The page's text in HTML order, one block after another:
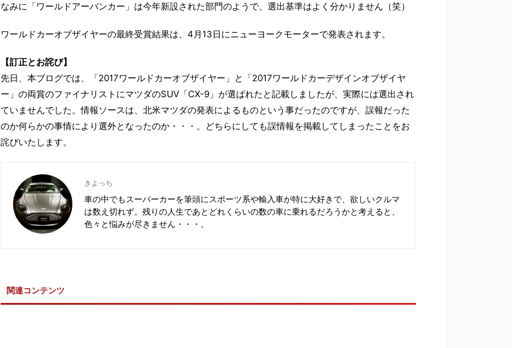
なみに「ワールドアーバンカー」は今年新設された部門のようで、選出基準はよく分かりません（笑）
ワールドカーオブザイヤーの最終受賞結果は、4月13日にニューヨークモーターで発表されます。
【訂正とお詫び】
先日、本ブログでは、「2017ワールドカーオブザイヤー」と「2017ワールドカーデザインオブザイヤ
ー」の両賞のファイナリストにマツダのSUV「CX-9」が選ばれたと記載しましたが、実際には選出され
ていませんでした。情報ソースは、北米マツダの発表によるものという事だったのですが、誤報だった
のか何らかの事情により選外となったのか・・・。どちらにしても誤情報を掲載してしまったことをお
詫びいたします。
きよっち
車の中でもスーパーカーを筆頭にスポーツ系や輸入車が特に大好きで、欲しいクルマ
は数え切れず。残りの人生であとどれくらいの数の車に乗れるだろうかと考えると、
色々と悩みが尽きません・・・。
関連コンテンツ